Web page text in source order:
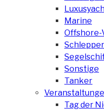
Marine
Schlepper
Sonstige
Tanker
Tag der